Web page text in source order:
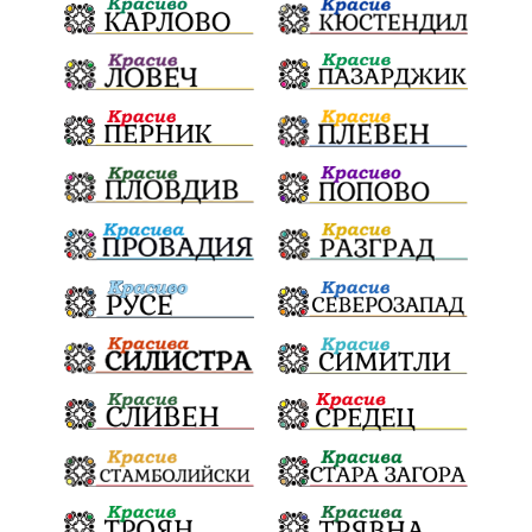
Българска патриаршия СВетли празници
Криминално Творчество Тръмп
Ценности Европейска комисия
Урсула фон дер Лайен Законопроект
Вдъхновяваща история Приказка
Замърсяване Боклук Дружба
Хавайска мироточива икона
Пресвета Богородица Светия синод
Йордан Камджалов Софи Маринова
Управление Наводнения